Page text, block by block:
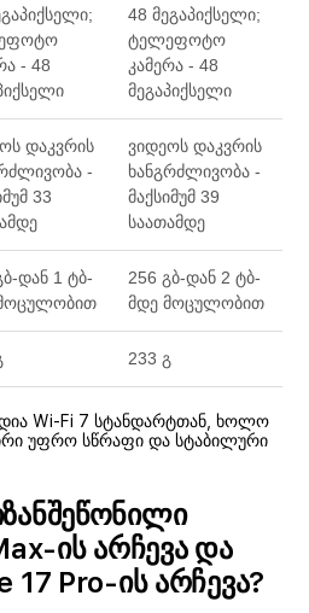
- 48
48 მეგაპიქსელი;
ტელეფოტო
კამერა - 48
მეგაპიქსელი
დაკვრის
-
33
ვიდეოს დაკვრის
ხანგრძლივობა -
მაქსიმუმ 39
საათამდე
დან 1 ტბ-
256 გბ-დან 2 ტბ-
მდე მოცულობით
233 გ
Wi-Fi 7 სტანდარტთან, ხოლო
უფრო სწრაფი და სტაბილური
ის არჩევა და
Pro-ის არჩევა?